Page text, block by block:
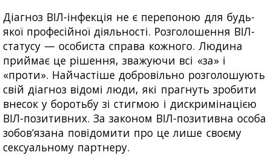
Діагноз ВІЛ-інфекція не є перепоною для будь-
якої професійної діяльності. Розголошення ВІЛ-
статусу — особиста справа кожного. Людина
приймає це рішення, зважуючи всі «за» і
«проти». Найчастіше добровільно розголошують
свій діагноз відомі люди, які прагнуть зробити
внесок у боротьбу зі стигмою і дискримінацією
ВІЛ-позитивних. За законом ВІЛ-позитивна особа
зобов’язана повідомити про це лише своєму
сексуальному партнеру.